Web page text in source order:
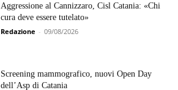
Aggressione al Cannizzaro, Cisl Catania: «Chi
cura deve essere tutelato»
Redazione - 09/08/2026
Screening mammografico, nuovi Open Day
dell’Asp di Catania